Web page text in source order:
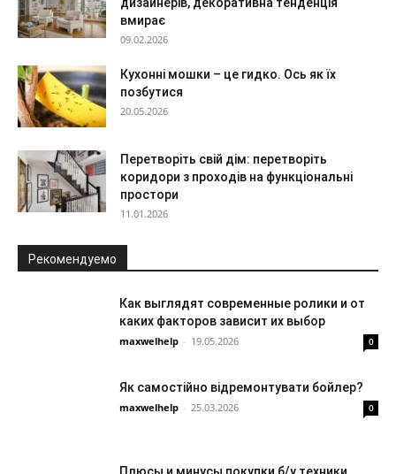
вмирає
09.02.2026
Кухонні мошки – це гидко. Ось як їх
позбутися
20.05.2026
Перетворіть свій дім: перетворіть
коридори з проходів на функціональні
простори
11.01.2026
Рекомендуемо
Как выглядят современные ролики и от
каких факторов зависит их выбор
maxwelhelp - 19.05.2026 0
Як самостійно відремонтувати бойлер?
maxwelhelp - 25.03.2026 0